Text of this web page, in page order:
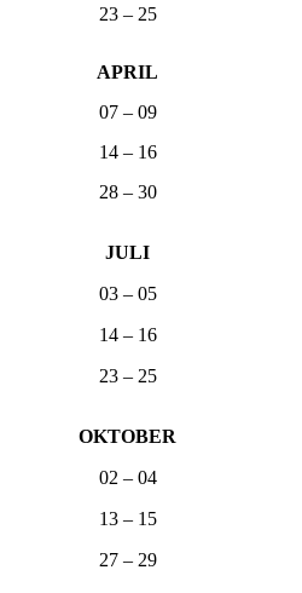
23 – 25
APRIL
07 – 09
14 – 16
28 – 30
JULI
03 – 05
14 – 16
23 – 25
OKTOBER
02 – 04
13 – 15
27 – 29